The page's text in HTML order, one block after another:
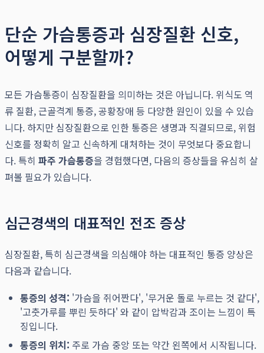
단순 가슴통증과 심장질환 신호,
어떻게 구분할까?
모든 가슴통증이 심장질환을 의미하는 것은 아닙니다. 위식도 역
류 질환, 근골격계 통증, 공황장애 등 다양한 원인이 있을 수 있습
니다. 하지만 심장질환으로 인한 통증은 생명과 직결되므로, 위험
신호를 정확히 알고 신속하게 대처하는 것이 무엇보다 중요합니
다. 특히 파주 가슴통증을 경험했다면, 다음의 증상들을 유심히 살
펴볼 필요가 있습니다.
심근경색의 대표적인 전조 증상
심장질환, 특히 심근경색을 의심해야 하는 대표적인 통증 양상은
다음과 같습니다.
통증의 성격: '가슴을 쥐어짠다', '무거운 돌로 누르는 것 같다',
'고춧가루를 뿌린 듯하다' 와 같이 압박감과 조이는 느낌이 특
징입니다.
통증의 위치: 주로 가슴 중앙 또는 약간 왼쪽에서 시작됩니다.